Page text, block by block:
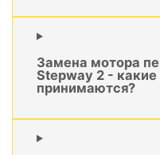
Замена мотора
Stepway 2 -
принимаются?